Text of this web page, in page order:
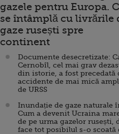
gazele pentru Europa.
se întâmplă cu livrările
gaze rusești spre
continent
Documente desecretizate:
Cernobîl, cel mai grav
din istorie, a fost precedată
accidente de mai mică
de URSS
Inundație de gaze naturale
Cum a devenit Ucraina
de pe urma gazelor rusești,
face tot posibilul s-o scoată